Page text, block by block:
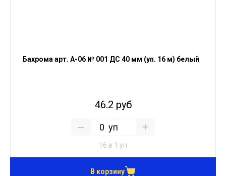
Бахрома арт. А-06 № 001 ДС 40 мм (уп. 16 м) белый
46.2 руб
уп
16 в 1 уп
В корзину